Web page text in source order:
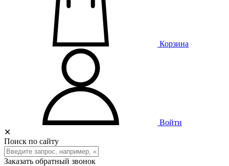
Корзина
Войти
✕
Поиск по сайту
Заказать обратный звонок